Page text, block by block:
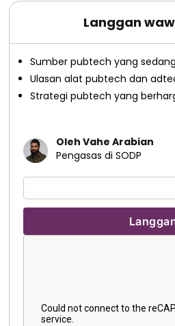
Langgan
Sumber pubtech yang
Ulasan alat pubtech dan
Strategi pubtech yang
Oleh Vahe Arabian
Pengasas di SODP